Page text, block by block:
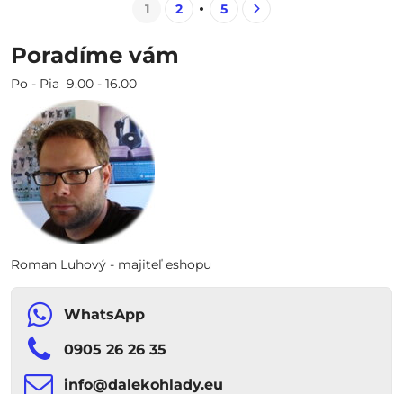
1 2 5
Poradíme vám
Po - Pia 9.00 - 16.00
Roman Luhový - majiteľ eshopu
WhatsApp
0905 26 26 35
info​​@dalekohlady​​.eu